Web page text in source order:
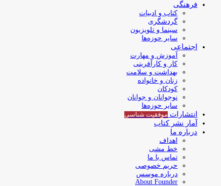
فرهنگی
کتاب و ادبیات
گردشگری
سینما و تلویزیون
سایر حوزه‌ها
اجتماعی
آموزش و مهارت
کار و کارآفرینی
بهداشت و سلامت
زنان و خانواده
کودکان
نوجوانان و جوانان
سایر حوزه‌ها
انتشارات موفقیت‌ شناسی
آمار نشر کتاب
درباره ما
اهداف
خط مشی
تماس با ما
حریم خصوصی
درباره موسس
About Founder